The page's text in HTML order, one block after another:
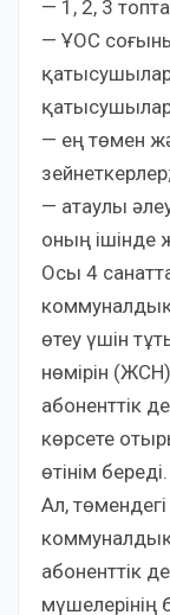
— 1, 2, 3
— ҰОС
— ең төмен
зейнеткерлер;
— атаулы
оның ішінде
Осы 4
өтеу үшін
нөмірін
абоненттік
көрсете
өтінім береді.
Ал,
абоненттік
мүшелерінің